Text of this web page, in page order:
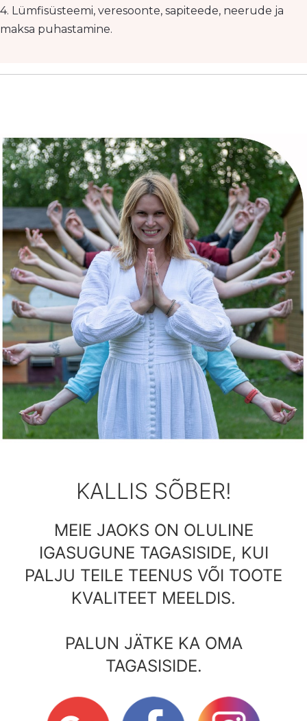
4. Lümfisüsteemi, veresoonte, sapiteede, neerude ja
maksa puhastamine.
KALLIS SÕBER!
MEIE JAOKS ON OLULINE
IGASUGUNE TAGASISIDE, KUI
PALJU TEILE TEENUS VÕI TOOTE
KVALITEET MEELDIS.
PALUN JÄTKE KA OMA
TAGASISIDE.